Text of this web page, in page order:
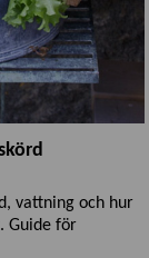
vattning och hur
Guide för